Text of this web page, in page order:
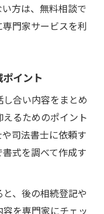
方は、無料相談で
門家サービスを利
イント
合い内容をまとめ
るためのポイント
司法書士に依頼す
式を調べて作成す
、後の相続登記や
を専門家にチェッ